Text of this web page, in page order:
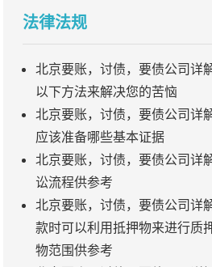
法律法规
北京要账，讨债，要债公司详
以下方法来解决您的苦恼
北京要账，讨债，要债公司详
应该准备哪些基本证据
北京要账，讨债，要债公司详
讼流程供参考
北京要账，讨债，要债公司详
款时可以利用抵押物来进行质
物范围供参考